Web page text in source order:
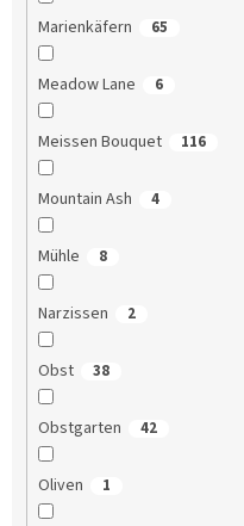
Marienkäfern 65
Meadow Lane 6
Meissen Bouquet 116
Mountain Ash 4
Mühle 8
Narzissen 2
Obst 38
Obstgarten 42
Oliven 1